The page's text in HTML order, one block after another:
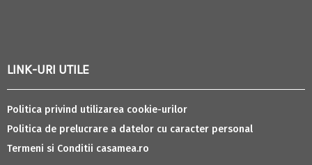
LINK-URI UTILE
Politica privind utilizarea cookie-urilor
Politica de prelucrare a datelor cu caracter personal
Termeni si Conditii casamea.ro